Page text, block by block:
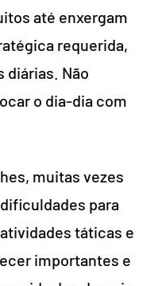
até enxergam
requerida,
diárias. Não
o dia-dia com
muitas vezes
para
táticas e
importantes e